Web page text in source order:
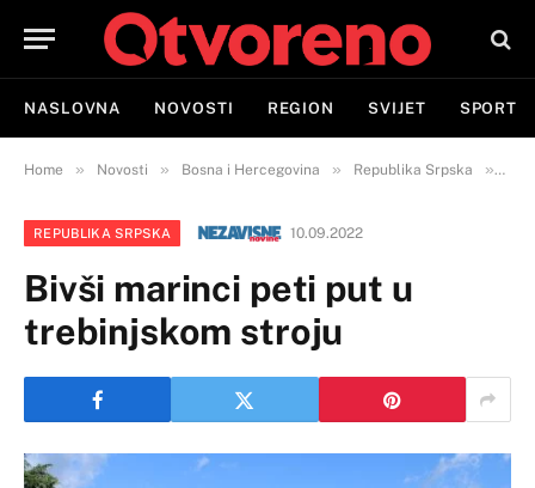
NASLOVNA NOVOSTI REGION SVIJET SPORT
Home » Novosti » Bosna i Hercegovina » Republika Srpska »
REPUBLIKA SRPSKA 10.09.2022
Bivši marinci peti put u
trebinjskom stroju